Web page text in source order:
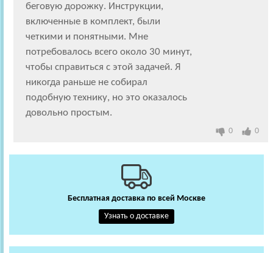
беговую дорожку. Инструкции,
включенные в комплект, были
четкими и понятными. Мне
потребовалось всего около 30 минут,
чтобы справиться с этой задачей. Я
никогда раньше не собирал
подобную технику, но это оказалось
довольно простым.
0 0
Бесплатная доставка по всей Москве
Узнать о доставке